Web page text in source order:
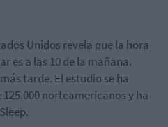
Unidos revela que la hora
es a las 10 de la mañana.
tarde. El estudio se ha
norteamericanos y ha